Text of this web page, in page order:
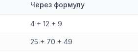
Через формулу
4 + 12 + 9
25 + 70 + 49